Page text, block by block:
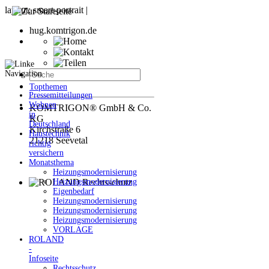
hug.komtrigon.de
Topthemen
KOMTRIGON® GmbH & Co.
KG
Kirchstraße 6
21218 Seevetal
Pressemitteilungen
Wohnen
in
Deutschland
Haustechnik
richtig
versichern
Monatsthema
Heizungsmodernisierung
Heizungsmodernisierung
Eigenbedarf
Heizungsmodernisierung
Heizungsmodernisierung
Heizungsmodernisierung
VORLAGE
ROLAND
-
Infoseite